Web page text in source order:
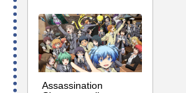
Assassination